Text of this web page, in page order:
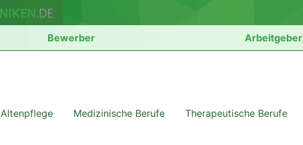
Bewerber Arbeitgeber
Altenpflege Medizinische Berufe Therapeutische Berufe